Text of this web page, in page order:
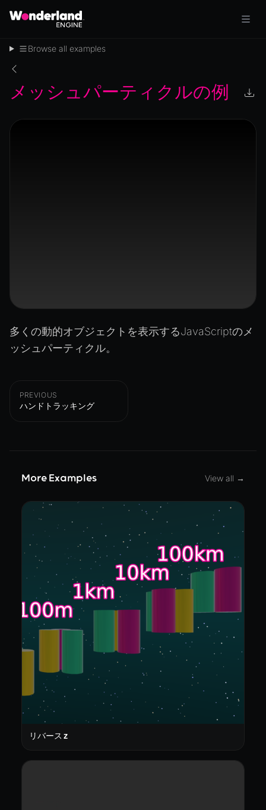
Browse all examples
メッシュパーティクルの例
多くの動的オブジェクトを表示するJavaScriptのメ
ッシュパーティクル。
PREVIOUS
ハンドトラッキング
More Examples View all →
リバース Z